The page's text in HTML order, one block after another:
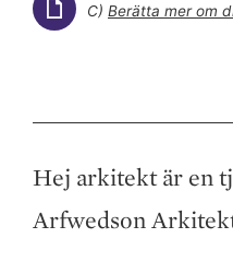
C) Berätta mer om
Hej arkitekt är en
Arfwedson